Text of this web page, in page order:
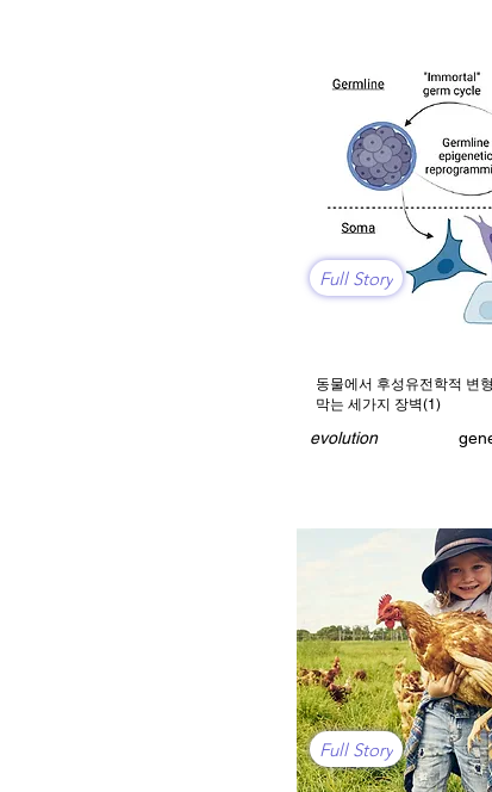
Full Story
동물에서 후성유전학적 변
막는 세가지 장벽(1)
evolution
Full Story